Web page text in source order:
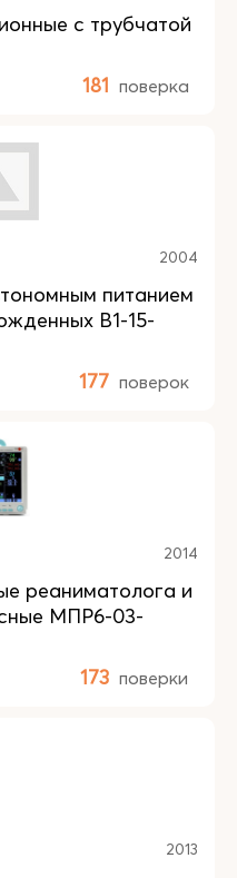
с трубчатой
181 поверка
2004
питанием
В1-15-
177 поверок
2014
реаниматолога и
МПР6-03-
173 поверки
2013